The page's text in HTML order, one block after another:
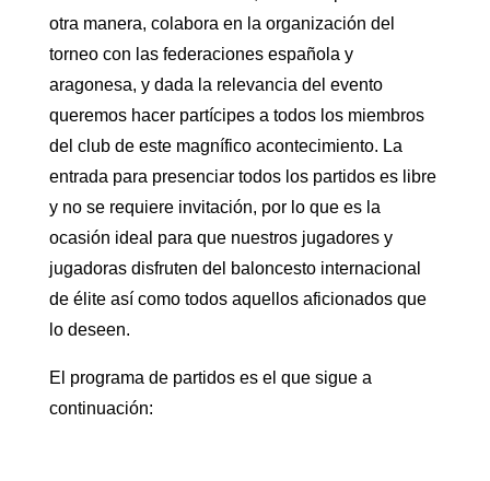
otra manera, colabora en la organización del
torneo con las federaciones española y
aragonesa, y dada la relevancia del evento
queremos hacer partícipes a todos los miembros
del club de este magnífico acontecimiento. La
entrada para presenciar todos los partidos es libre
y no se requiere invitación, por lo que es la
ocasión ideal para que nuestros jugadores y
jugadoras disfruten del baloncesto internacional
de élite así como todos aquellos aficionados que
lo deseen.
El programa de partidos es el que sigue a
continuación: